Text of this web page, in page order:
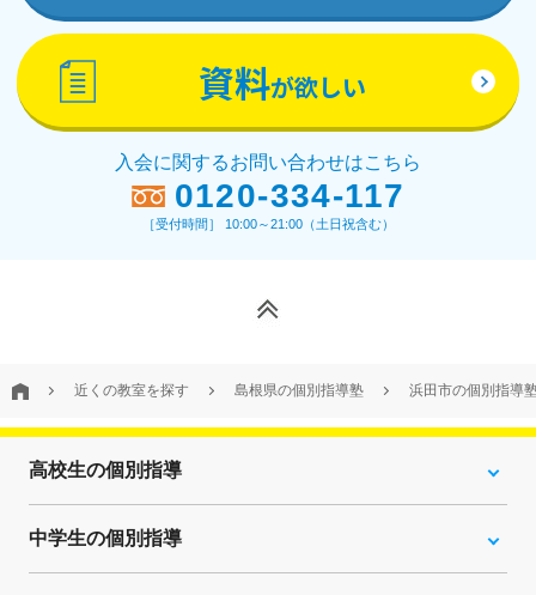
資料が欲しい
入会に関するお問い合わせはこちら
0120-334-117
［受付時間］ 10:00～21:00（土日祝含む）
近くの教室を探す 島根県の個別指導塾 浜田市の個別指導
高校生の個別指導
中学生の個別指導